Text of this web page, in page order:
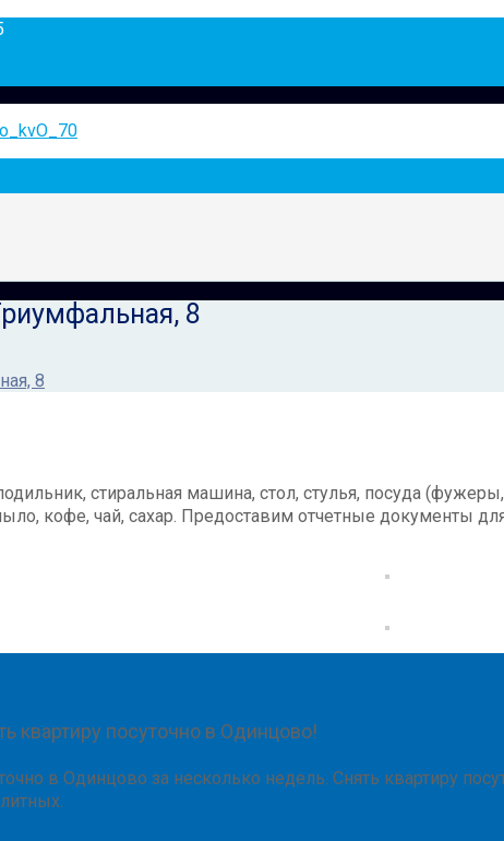
8
8
стиральная машина, стол, стулья, посуда
кофе, чай, сахар. Предоставим отчетные документы
квартиру посуточно в Одинцово!
в Одинцово за несколько недель. Снять квартиру